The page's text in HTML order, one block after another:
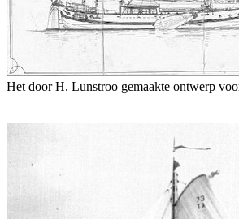
Het door H. Lunstroo gemaakte ontwerp